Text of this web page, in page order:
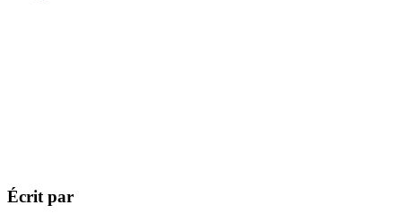
Écrit par